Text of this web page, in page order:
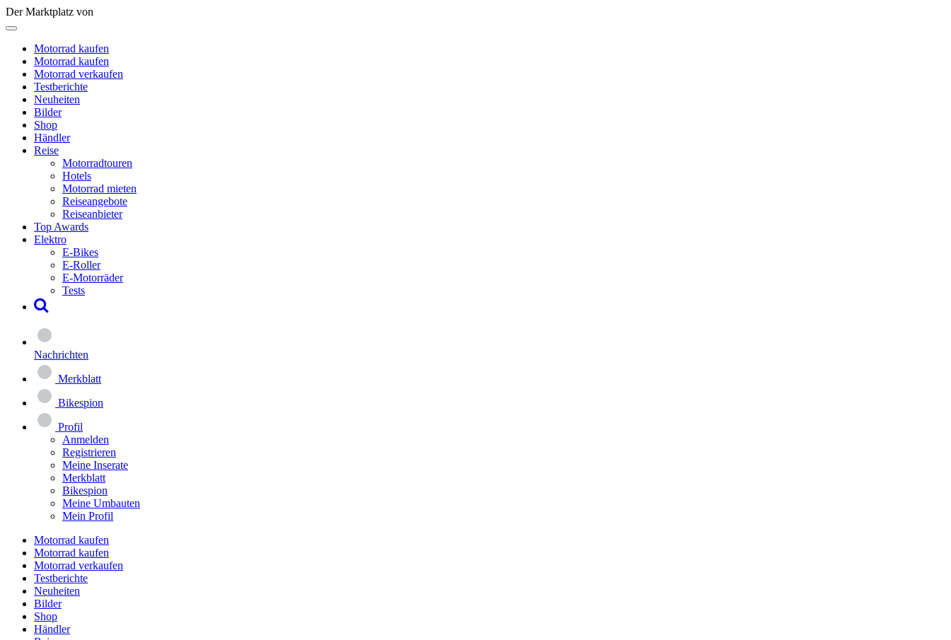
Der Marktplatz von
Motorrad kaufen
Motorrad kaufen
Motorrad verkaufen
Testberichte
Neuheiten
Bilder
Shop
Händler
Reise
Motorradtouren
Hotels
Motorrad mieten
Reiseangebote
Reiseanbieter
Top Awards
Elektro
E-Bikes
E-Roller
E-Motorräder
Tests
Nachrichten
Merkblatt
Bikespion
Profil
Anmelden
Registrieren
Meine Inserate
Merkblatt
Bikespion
Meine Umbauten
Mein Profil
Motorrad kaufen
Motorrad kaufen
Motorrad verkaufen
Testberichte
Neuheiten
Bilder
Shop
Händler